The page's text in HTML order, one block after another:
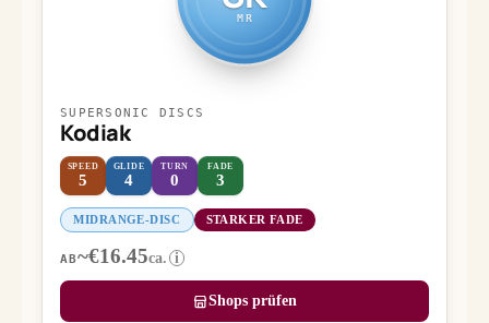
MR
SUPERSONIC DISCS
Kodiak
SPEED
5
GLIDE
4
TURN
0
FADE
3
MIDRANGE-DISC STARKER FADE
AB~€16.45ca. i
Shops prüfen